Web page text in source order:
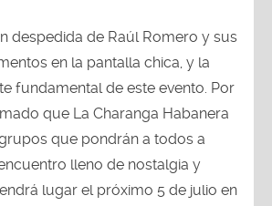
despedida de Raúl Romero y sus
en la pantalla chica, y la
fundamental de este evento. Por
que La Charanga Habanera
que pondrán a todos a
lleno de nostalgia y
lugar el próximo 5 de julio en